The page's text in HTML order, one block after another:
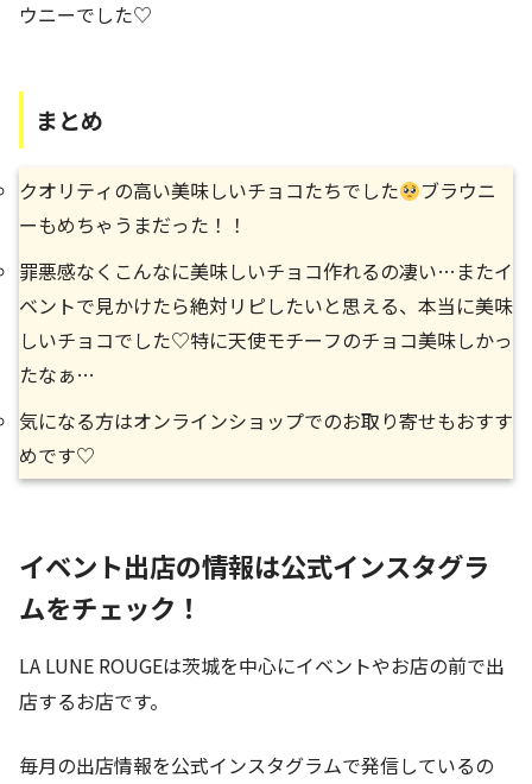
ウニーでした♡
まとめ
クオリティの高い美味しいチョコたちでした
ブラウニ
ーもめちゃうまだった！！
罪悪感なくこんなに美味しいチョコ作れるの凄い…またイ
ベントで見かけたら絶対リピしたいと思える、本当に美味
しいチョコでした♡特に天使モチーフのチョコ美味しかっ
たなぁ…
気になる方はオンラインショップでのお取り寄せもおすす
めです♡
イベント出店の情報は公式インスタグラ
ムをチェック！
LA LUNE ROUGEは茨城を中心にイベントやお店の前で出
店するお店です。
毎月の出店情報を公式インスタグラムで発信しているの